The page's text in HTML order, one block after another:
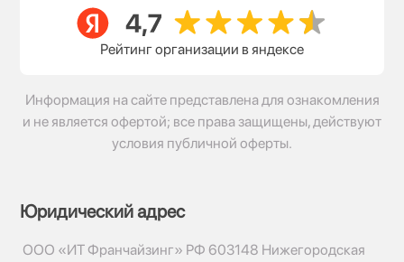
Рейтинг организации в яндексе
Информация на сайте представлена для ознакомления
и не является офертой; все права защищены, действуют
условия публичной оферты.
Юридический адрес
ООО «ИТ Франчайзинг» РФ 603148 Нижегородская